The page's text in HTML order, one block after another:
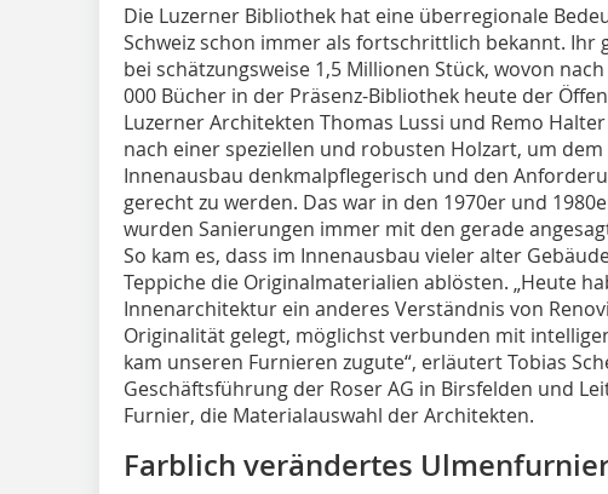
Die Luzerner Bibliothek hat eine überregionale
Schweiz schon immer als fortschrittlich bekannt. Ihr
bei schätzungsweise 1,5 Millionen Stück, wovon
000 Bücher in der Präsenz-Bibliothek heute der
Luzerner Architekten Thomas Lussi und Remo
nach einer speziellen und robusten Holzart, um
Innenausbau denkmalpflegerisch und den
gerecht zu werden. Das war in den 1970er und
wurden Sanierungen immer mit den gerade
So kam es, dass im Innenausbau vieler alter
Teppiche die Originalmaterialien ablösten. „Heute
Innenarchitektur ein anderes Verständnis von
Originalität gelegt, möglichst verbunden mit
kam unseren Furnieren zugute“, erläutert Tobias
Geschäftsführung der Roser AG in Birsfelden und
Furnier, die Materialauswahl der Architekten.
Farblich verändertes